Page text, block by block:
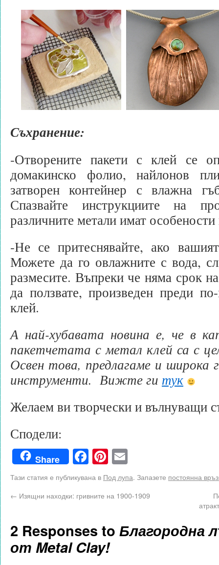
Съхранение:
-Отворените пакети с клей се
домакинско фолио, найлонов
затворен контейнер с влажна
Спазвайте инструкциите на
различните метали имат
-Не се притеснявайте, ако
Можете да го овлажните с вода,
размесите. Въпреки че няма срок
да ползвате, произведен преди
клей.
А най-хубавата новина е, че в
пакетчетата с метал клей са с
Освен това, предлагаме и
инструменти. Вижте ги тук
Желаем ви творчески и вълнуващи
Сподели:
Share Facebook
Pinterest
Тази статия е публикувана в Под лупа. Запазете постоянна
← Изящни находки: гривните на 1900-1909
2 Responses to Благородна
от Metal Clay!